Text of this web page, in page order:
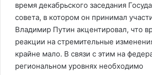
время декабрьского заседания
совета, в котором он принимал
Владимир Путин акцентировал, что
реакции на стремительные
крайне мало. В связи с этим на
региональном уровнях необходимо